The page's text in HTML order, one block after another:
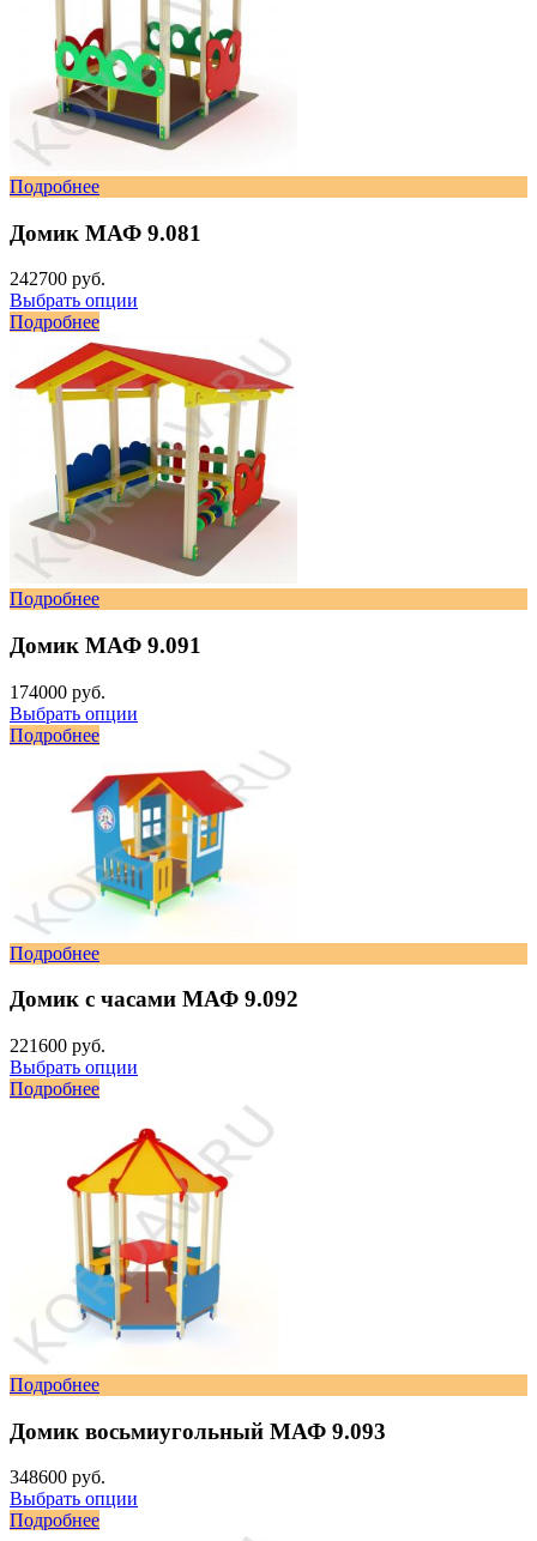
Подробнее
Домик МАФ 9.081
242700 руб.
Выбрать опции
Подробнее
Подробнее
Домик МАФ 9.091
174000 руб.
Выбрать опции
Подробнее
Подробнее
Домик с часами МАФ 9.092
221600 руб.
Выбрать опции
Подробнее
Подробнее
Домик восьмиугольный МАФ 9.093
348600 руб.
Выбрать опции
Подробнее